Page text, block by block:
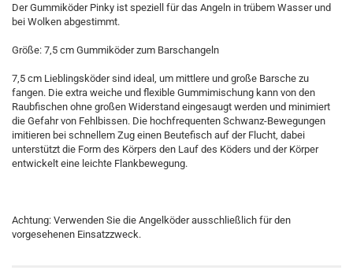
Der Gummiköder Pinky ist speziell für das Angeln in trübem Wasser und
bei Wolken abgestimmt.
Größe: 7,5 cm Gummiköder zum Barschangeln
7,5 cm Lieblingsköder sind ideal, um mittlere und große Barsche zu
fangen. Die extra weiche und flexible Gummimischung kann von den
Raubfischen ohne großen Widerstand eingesaugt werden und minimiert
die Gefahr von Fehlbissen. Die hochfrequenten Schwanz-Bewegungen
imitieren bei schnellem Zug einen Beutefisch auf der Flucht, dabei
unterstützt die Form des Körpers den Lauf des Köders und der Körper
entwickelt eine leichte Flankbewegung.
Achtung: Verwenden Sie die Angelköder ausschließlich für den
vorgesehenen Einsatzzweck.